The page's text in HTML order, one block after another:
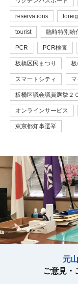
reservations
tourist 臨時特別給
PCR PCR検査
板橋区民まつり 板
スマートシティ
板橋区議会議員選挙２
オンラインサービス
東京都知事選挙
元
ご意見・